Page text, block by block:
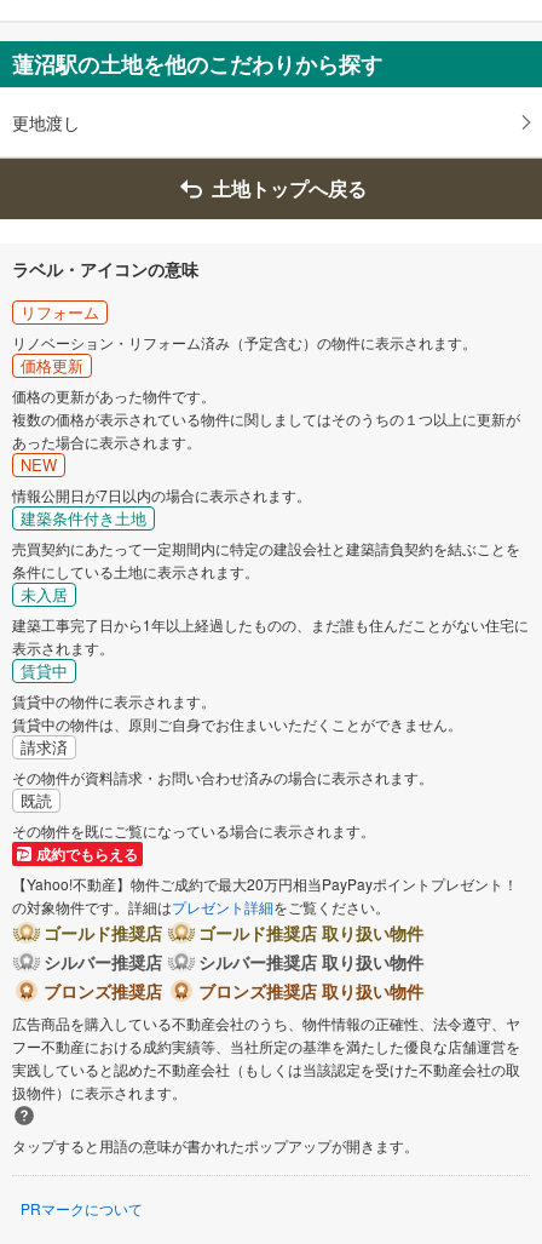
蓮沼駅の土地を他のこだわりから探す
更地渡し
土地トップへ戻る
ラベル・アイコンの意味
リフォーム
リノベーション・リフォーム済み（予定含む）の物件に表示されます。
価格更新
価格の更新があった物件です。
複数の価格が表示されている物件に関しましてはそのうちの１つ以上に更新が
あった場合に表示されます。
NEW
情報公開日が7日以内の場合に表示されます。
建築条件付き土地
売買契約にあたって一定期間内に特定の建設会社と建築請負契約を結ぶことを
条件にしている土地に表示されます。
未入居
建築工事完了日から1年以上経過したものの、まだ誰も住んだことがない住宅に
表示されます。
賃貸中
賃貸中の物件に表示されます。
賃貸中の物件は、原則ご自身でお住まいいただくことができません。
請求済
その物件が資料請求・お問い合わせ済みの場合に表示されます。
既読
その物件を既にご覧になっている場合に表示されます。
成約でもらえる
【Yahoo!不動産】物件ご成約で最大20万円相当PayPayポイントプレゼント！
の対象物件です。詳細はプレゼント詳細をご覧ください。
ゴールド推奨店
ゴールド推奨店 取り扱い物件
シルバー推奨店
シルバー推奨店 取り扱い物件
ブロンズ推奨店
ブロンズ推奨店 取り扱い物件
広告商品を購入している不動産会社のうち、物件情報の正確性、法令遵守、ヤ
フー不動産における成約実績等、当社所定の基準を満たした優良な店舗運営を
実践していると認めた不動産会社（もしくは当該認定を受けた不動産会社の取
扱物件）に表示されます。
タップすると用語の意味が書かれたポップアップが開きます。
PRマークについて